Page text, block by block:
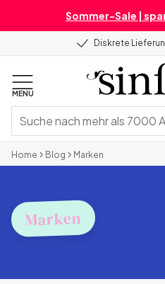
Sommer-Sale |
Diskrete
MENU
Home Blog Marken
Marken